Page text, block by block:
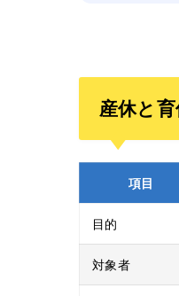
産休と
項目
目的
対象者